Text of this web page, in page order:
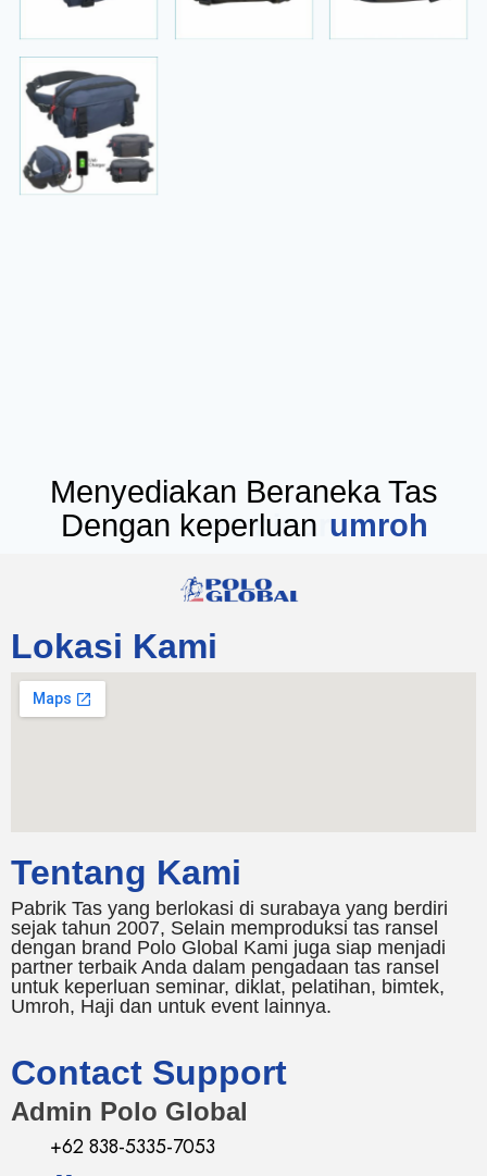
Menyediakan Beraneka Tas
Dengan keperluan seminar
Lokasi Kami
Tentang Kami
Pabrik Tas yang berlokasi di surabaya yang berdiri
sejak tahun 2007, Selain memproduksi tas ransel
dengan brand Polo Global Kami juga siap menjadi
partner terbaik Anda dalam pengadaan tas ransel
untuk keperluan seminar, diklat, pelatihan, bimtek,
Umroh, Haji dan untuk event lainnya.
Contact Support
Admin Polo Global
+62 838-5335-7053